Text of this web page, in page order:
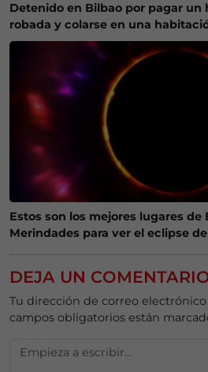
Detenido en Bilbao por pagar un
robada y colarse en una
Estos son los mejores lugares de
Merindades para ver el eclipse
DEJA UN
Tu dirección de correo
campos obligatorios están